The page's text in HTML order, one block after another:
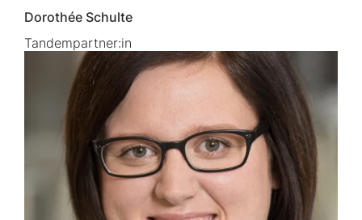
Dorothée Schulte
Tandempartner:in